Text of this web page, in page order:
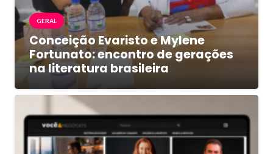
GERAL
Conceição Evaristo e Mylene
Fortunato: encontro de gerações
na literatura brasileira